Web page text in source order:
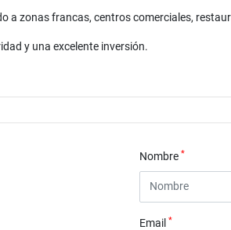
a zonas francas, centros comerciales,
y una excelente inversión.
Nombre*
Email*